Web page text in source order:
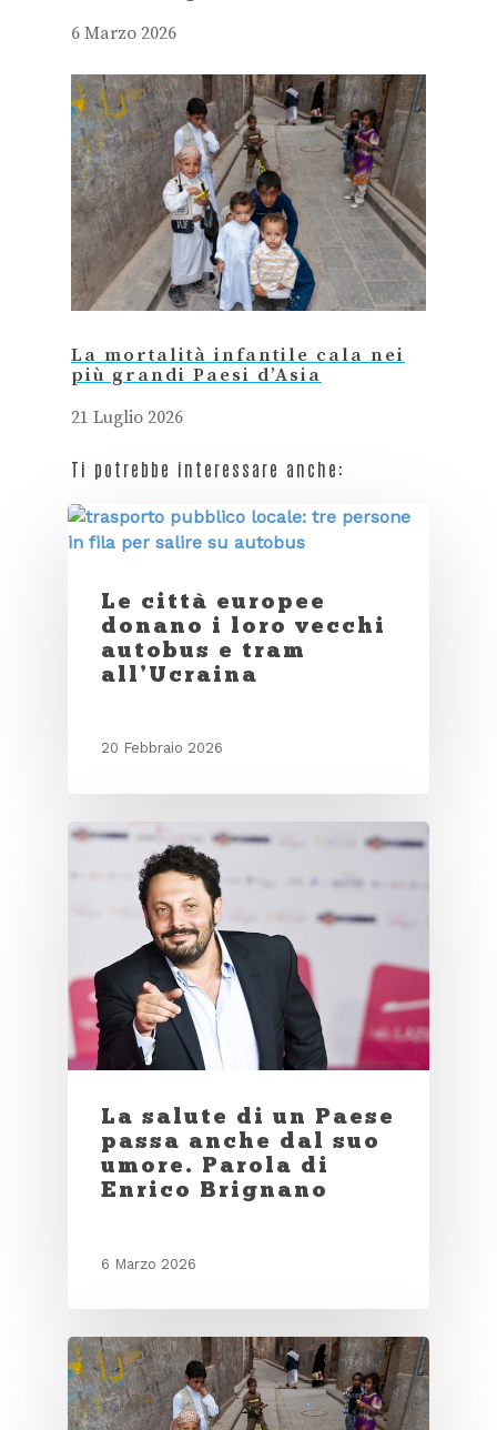
6 Marzo 2026
La mortalità infantile cala nei
più grandi Paesi d’Asia
21 Luglio 2026
Ti potrebbe interessare anche:
Le città europee
donano i loro vecchi
autobus e tram
all’Ucraina
20 Febbraio 2026
La salute di un Paese
passa anche dal suo
umore. Parola di
Enrico Brignano
6 Marzo 2026